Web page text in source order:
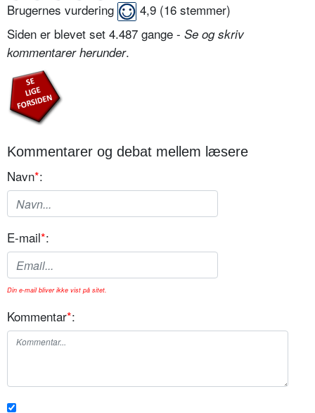
Brugernes vurdering 4,9 (16 stemmer)
Siden er blevet set 4.487 gange - Se og skriv
kommentarer herunder.
Kommentarer og debat mellem læsere
Navn*:
E-mail*:
Din e-mail bliver ikke vist på sitet.
Kommentar*: